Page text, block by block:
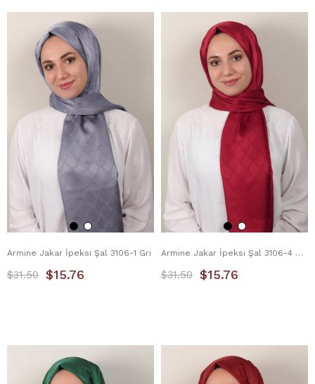
Armine Jakar İpeksi Şal 3106-1 Gri
$15.76
$31.50
Armine Jakar İpeksi Şal 3106-4 Kırmızı
$15.76
$31.50